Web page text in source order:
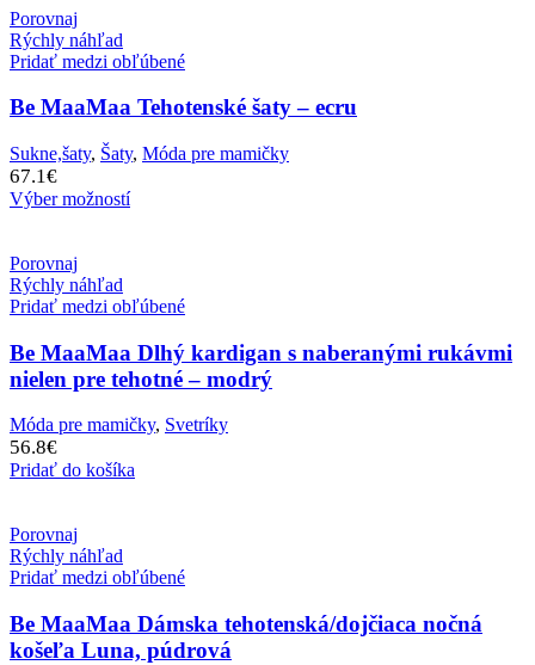
Porovnaj
Rýchly náhľad
Pridať medzi obľúbené
Be MaaMaa Tehotenské šaty – ecru
Sukne,šaty, Šaty, Móda pre mamičky
67.1€
Výber možností
Porovnaj
Rýchly náhľad
Pridať medzi obľúbené
Be MaaMaa Dlhý kardigan s naberanými rukávmi
nielen pre tehotné – modrý
Móda pre mamičky, Svetríky
56.8€
Pridať do košíka
Porovnaj
Rýchly náhľad
Pridať medzi obľúbené
Be MaaMaa Dámska tehotenská/dojčiaca nočná
košeľa Luna, púdrová